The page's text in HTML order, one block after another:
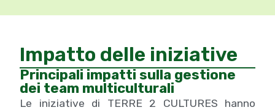
Impatto delle iniziative
Principali impatti sulla gestione
dei team multiculturali
Le iniziative di TERRE 2 CULTURES hanno